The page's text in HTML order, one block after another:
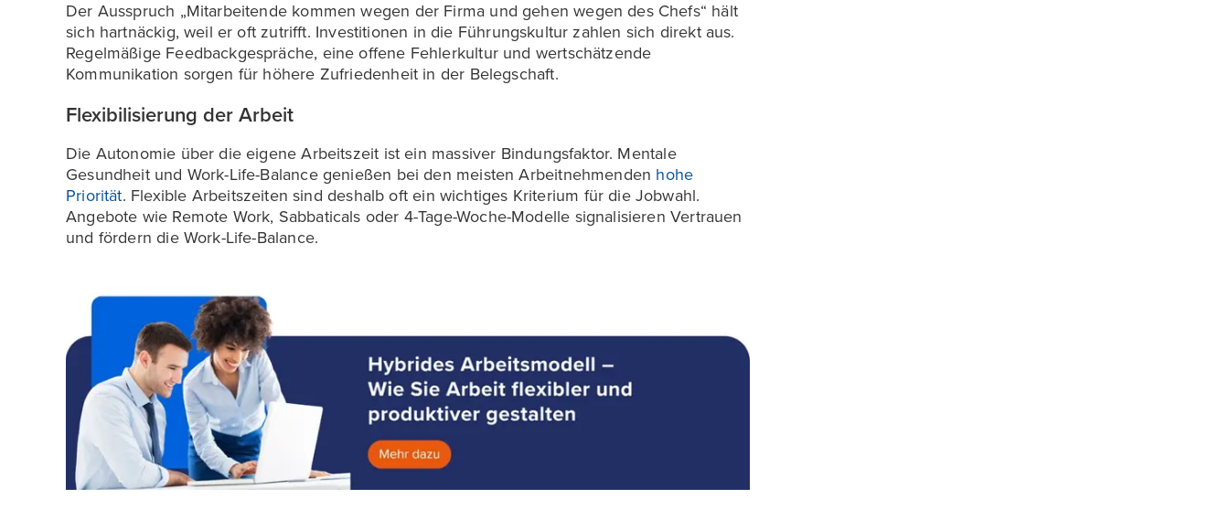
Der Ausspruch „Mitarbeitende kommen wegen der Firma und gehen wegen des Chefs“ hält
sich hartnäckig, weil er oft zutrifft. Investitionen in die Führungskultur zahlen sich direkt aus.
Regelmäßige Feedbackgespräche, eine offene Fehlerkultur und wertschätzende
Kommunikation sorgen für höhere Zufriedenheit in der Belegschaft.
Flexibilisierung der Arbeit
Die Autonomie über die eigene Arbeitszeit ist ein massiver Bindungsfaktor. Mentale
Gesundheit und Work-Life-Balance genießen bei den meisten Arbeitnehmenden hohe
Priorität. Flexible Arbeitszeiten sind deshalb oft ein wichtiges Kriterium für die Jobwahl.
Angebote wie Remote Work, Sabbaticals oder 4-Tage-Woche-Modelle signalisieren Vertrauen
und fördern die Work-Life-Balance.